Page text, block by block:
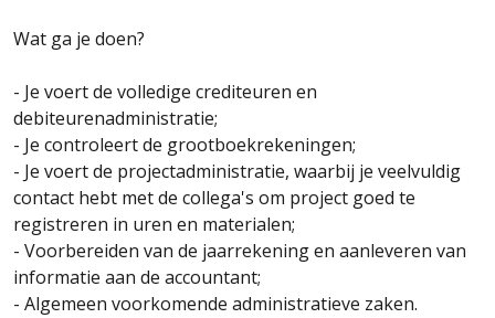
Wat ga je doen?
- Je voert de volledige crediteuren en
debiteurenadministratie;
- Je controleert de grootboekrekeningen;
- Je voert de projectadministratie, waarbij je veelvuldig
contact hebt met de collega's om project goed te
registreren in uren en materialen;
- Voorbereiden van de jaarrekening en aanleveren van
informatie aan de accountant;
- Algemeen voorkomende administratieve zaken.